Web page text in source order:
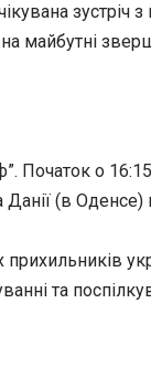
майбутні
Початок о
Данії (в
та